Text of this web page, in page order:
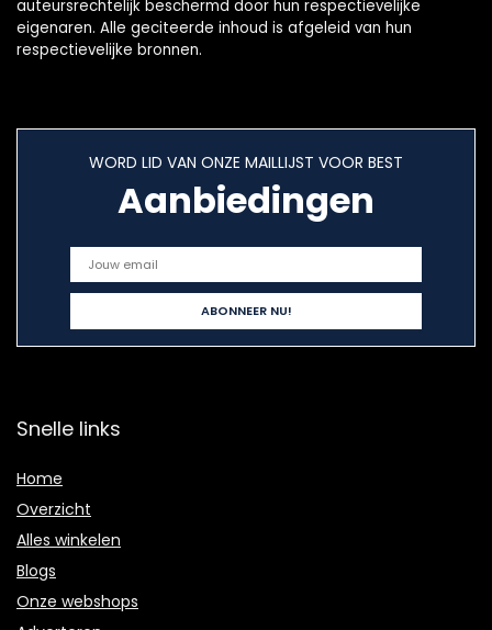
auteursrechtelijk beschermd door hun respectievelijke
eigenaren. Alle geciteerde inhoud is afgeleid van hun
respectievelijke bronnen.
WORD LID VAN ONZE MAILLIJST VOOR BEST
Aanbiedingen
Snelle links
Home
Overzicht
Alles winkelen
Blogs
Onze webshops